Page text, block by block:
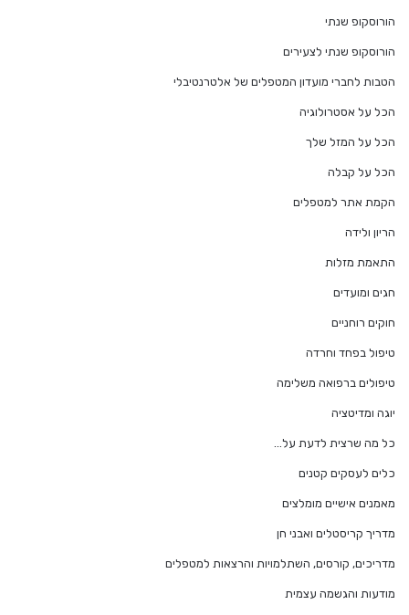
הורוסקופ שנתי
הורוסקופ שנתי לצעירים
הטבות לחברי מועדון המטפלים של אלטרנטיבלי
הכל על אסטרולוגיה
הכל על המזל שלך
הכל על קבלה
הקמת אתר למטפלים
הריון ולידה
התאמת מזלות
חגים ומועדים
חוקים רוחניים
טיפול בפחד וחרדה
טיפולים ברפואה משלימה
יוגה ומדיטציה
כל מה שרצית לדעת על…
כלים לעסקים קטנים
מאמנים אישיים מומלצים
מדריך קריסטלים ואבני חן
מדריכים, קורסים, השתלמויות והרצאות למטפלים
מודעות והגשמה עצמית